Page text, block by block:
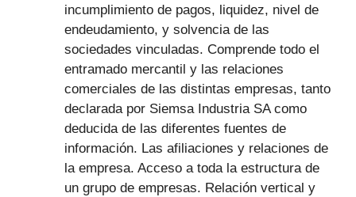
incumplimiento de pagos, liquidez, nivel de
endeudamiento, y solvencia de las
sociedades vinculadas. Comprende todo el
entramado mercantil y las relaciones
comerciales de las distintas empresas, tanto
declarada por Siemsa Industria SA como
deducida de las diferentes fuentes de
información. Las afiliaciones y relaciones de
la empresa. Acceso a toda la estructura de
un grupo de empresas. Relación vertical y